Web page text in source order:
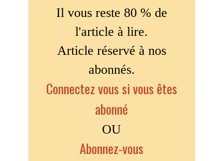
Il vous reste 80 % de
l'article à lire.
Article réservé à nos
abonnés.
Connectez vous si vous êtes
abonné
OU
Abonnez-vous